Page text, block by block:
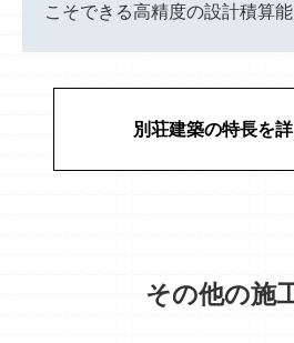
こそできる高精度の設計積算
別荘建築の特長を
その他の施